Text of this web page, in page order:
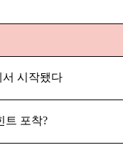
시작됐다
트 포착?